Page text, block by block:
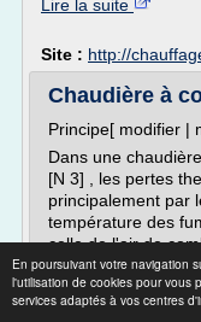
En poursuivant votre navigation
l'utilisation de cookies pour vous
services adaptés à vos centres
Lire la suite
Site : http://
Chaudière à
Principe[ modifier |
Dans une
[N 3] , les pertes
principalement par
température des
celle de l'air de
d'eau contenue
les fumées est